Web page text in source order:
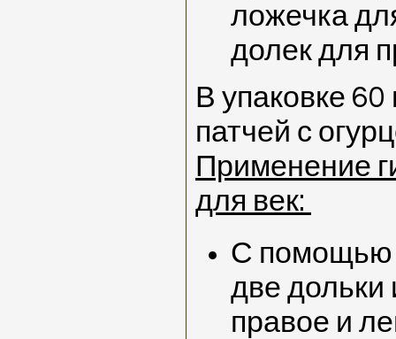
ложечка
долек для
В упаковке
патчей с
Применение
для век:
С помощью
две дольки
правое и